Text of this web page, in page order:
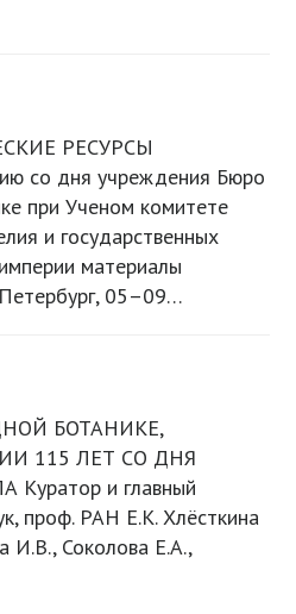
РЕСУРСЫ
со дня учреждения Бюро
при Ученом комитете
и государственных
материалы
05–09…
БОТАНИКЕ,
115 ЛЕТ СО ДНЯ
и главный
проф. РАН Е.К. Хлёсткина
И.В., Соколова Е.А.,